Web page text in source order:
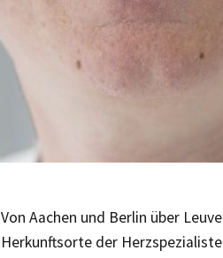
Von Aachen und Berlin über
Herkunftsorte der